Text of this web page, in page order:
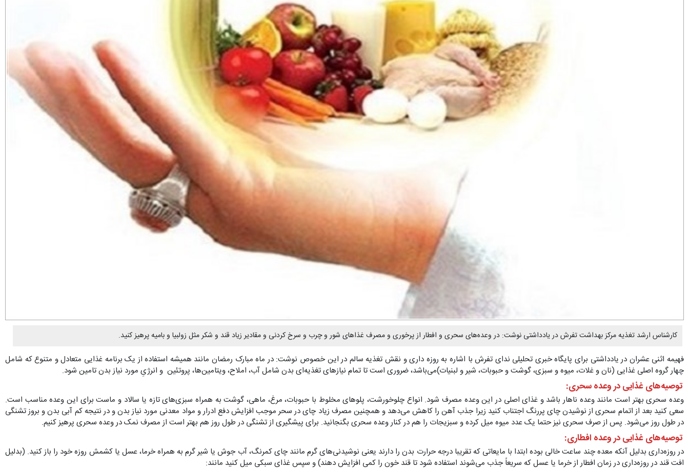
کارشناس ارشد تغذیه مرکز بهداشت تفرش در یادداشتی نوشت: در وعده‌های سحری و افطار از پرخوری و مصرف غذاهای شور و چرب و سرخ کردنی و مقادیر زیاد قند و شکر مثل زولبیا و بامیه پرهیز کنید.
فهیمه اثنی عشران در یادداشتی برای پایگاه خبری تحلیلی ندای تفرش با اشاره به روزه داری و نقش تغذیه سالم در این خصوص نوشت: در ماه مبارک رمضان مانند همیشه استفاده از یک برنامه غذایی متعادل و متنوع که شامل
چهار گروه اصلی غذایی (نان و غلات، میوه و سبزی، گوشت و حبوبات، شیر و لبنیات)می‌باشد، ضروری است تا تمام نیازهای تغذیه‌ای بدن شامل آب، املاح، ویتامین‌ها، پروتئین و انرژیِ مورد نیاز بدن تامین شود.
توصیه‌های غذایی در وعده سحری:
وعده سحری بهتر است مانند وعده ناهار باشد و غذای اصلی در این وعده مصرف شود. انواع چلوخورشت، پلوهای مخلوط با حبوبات، مرغ، ماهی، گوشت به همراه سبزی‌های تازه یا سالاد و ماست برای این وعده مناسب است.
سعی کنید بعد از اتمام سحری از نوشیدن چای پررنگ اجتناب کنید زیرا جذب آهن را کاهش می‌دهد و همچنین مصرف زیاد چای در سحر موجب افزایش دفع ادرار و مواد معدنی مورد نیاز بدن و در نتیجه کم آبی بدن و بروز تشنگی
در طول روز می‌شود. پس از صرف سحری نیز حتما یک عدد میوه میل کرده و سبزیجات را هم در کنار وعده سحری بگنجانید. برای پیشگیری از تشنگی در طول روز هم بهتر است از مصرف نمک در وعده سحری پرهیز کنیم.
توصیه‌های غذایی در وعده افطاری:
در روزه‌داری بدلیل آنکه معده چند ساعت خالی بوده ابتدا با مایعاتی که تقریبا درجه حرارت بدن را دارند یعنی نوشیدنی‌های گرم مانند چای کمرنگ، آب جوش یا شیر گرم به همراه خرما، عسل یا کشمش روزه خود را باز کنید. (بدلیل
افت قند در روزه‌داری در زمان افطار از خرما یا عسل که سریعاً جذب می‌شوند استفاده شود تا قند خون را کمی افزایش دهند) و سپس غذای سبکی میل کنید مانند: